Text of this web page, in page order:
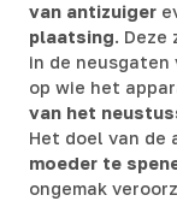
van antizuiger
plaatsing.
in de
op wie het
van het
Het doel van de
moeder te
ongemak